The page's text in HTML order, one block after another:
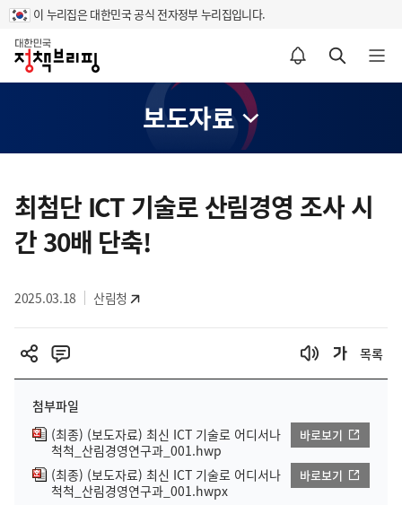
이 누리집은 대한민국 공식 전자정부 누리집입니다.
홈
알림설정 바로가기 검색 바로가기 메뉴 열기
보도자료
텐
츠
영
최첨단 ICT 기술로 산림경영 조사 시
간 30배 단축!
2025.03.18 산림청
목록
첨부파일
(최종) (보도자료) 최신 ICT 기술로 어디서나
척척_산림경영연구과_001.hwp
바로보기
(최종) (보도자료) 최신 ICT 기술로 어디서나
척척_산림경영연구과_001.hwpx
바로보기